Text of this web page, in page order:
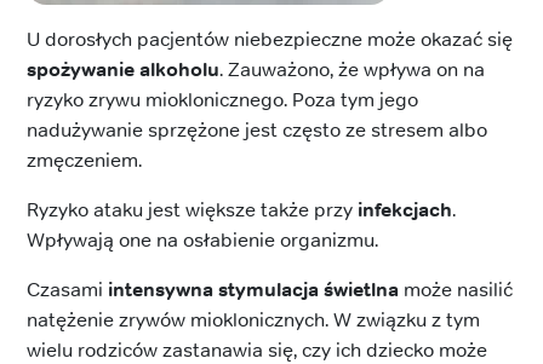
U dorosłych pacjentów niebezpieczne może okazać się
spożywanie alkoholu. Zauważono, że wpływa on na
ryzyko zrywu mioklonicznego. Poza tym jego
nadużywanie sprzężone jest często ze stresem albo
zmęczeniem.
Ryzyko ataku jest większe także przy infekcjach.
Wpływają one na osłabienie organizmu.
Czasami intensywna stymulacja świetlna może nasilić
natężenie zrywów mioklonicznych. W związku z tym
wielu rodziców zastanawia się, czy ich dziecko może